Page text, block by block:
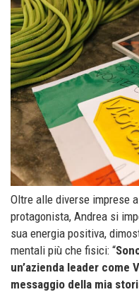
Oltre alle diverse imprese
protagonista, Andrea si
sua energia positiva,
mentali più che fisici: “
un’azienda leader come
messaggio della mia